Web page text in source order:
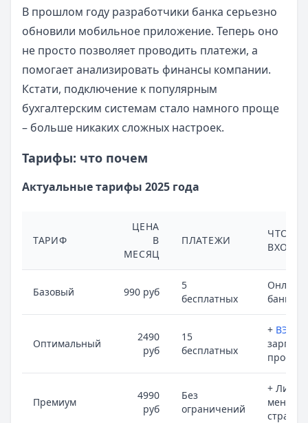
В прошлом году разработчики банка серьезно
обновили мобильное приложение. Теперь оно
не просто позволяет проводить платежи, а
помогает анализировать финансы компании.
Кстати, подключение к популярным
бухгалтерским системам стало намного проще
– больше никаких сложных настроек.
Тарифы: что почем
Актуальные тарифы 2025 года
ТАРИФ
ЦЕНА
В
МЕСЯЦ
ПЛАТЕЖИ
ЧТО
Базовый 990 руб
5
бесплатных
Онлайн-
банк,
Оптимальный
2490
руб
15
бесплатных
+ ВЭД
проект
Премиум
4990
руб
Без
ограничений
+